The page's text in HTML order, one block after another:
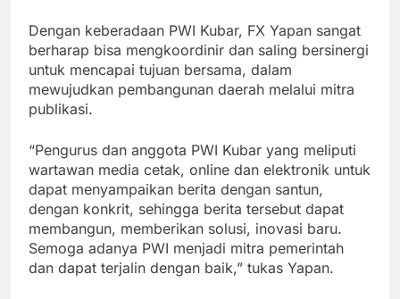
Dengan keberadaan PWI Kubar, FX Yapan sangat
berharap bisa mengkoordinir dan saling bersinergi
untuk mencapai tujuan bersama, dalam
mewujudkan pembangunan daerah melalui mitra
publikasi.
“Pengurus dan anggota PWI Kubar yang meliputi
wartawan media cetak, online dan elektronik untuk
dapat menyampaikan berita dengan santun,
dengan konkrit, sehingga berita tersebut dapat
membangun, memberikan solusi, inovasi baru.
Semoga adanya PWI menjadi mitra pemerintah
dan dapat terjalin dengan baik,” tukas Yapan.